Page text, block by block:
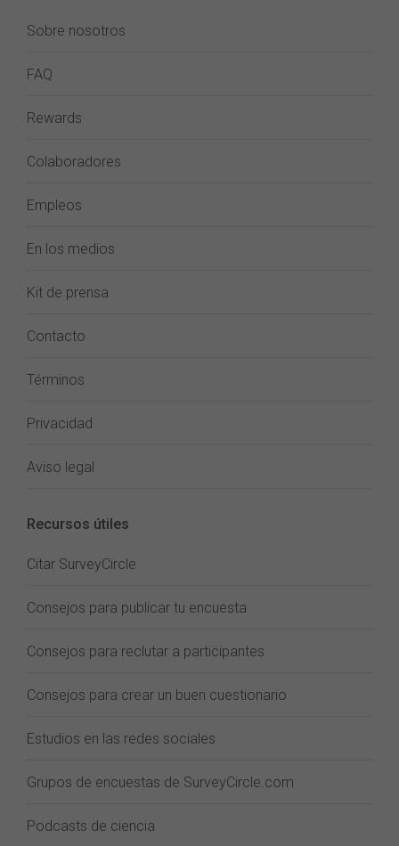
Sobre nosotros
FAQ
Rewards
Colaboradores
Empleos
En los medios
Kit de prensa
Contacto
Términos
Privacidad
Aviso legal
Recursos útiles
Citar SurveyCircle
Consejos para publicar tu encuesta
Consejos para reclutar a participantes
Consejos para crear un buen cuestionario
Estudios en las redes sociales
Grupos de encuestas de SurveyCircle.com
Podcasts de ciencia